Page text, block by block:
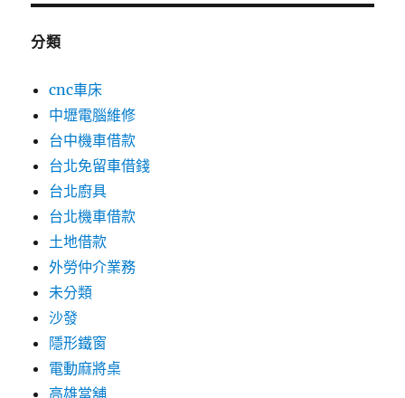
分類
cnc車床
中壢電腦維修
台中機車借款
台北免留車借錢
台北廚具
台北機車借款
土地借款
外勞仲介業務
未分類
沙發
隱形鐵窗
電動麻將桌
高雄當舖